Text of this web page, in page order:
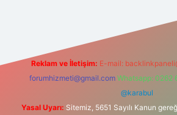
Reklam ve İletişim: E-mail:
forumhizmeti@gmail.com Whatsapp: 0262
@karabul
Yasal Uyarı: Sitemiz, 5651 Sayılı Kanun